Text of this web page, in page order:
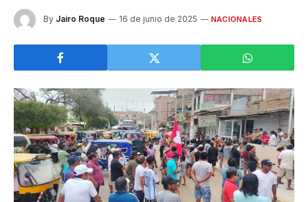
By Jairo Roque 16 de junio de 2025 NACIONALES